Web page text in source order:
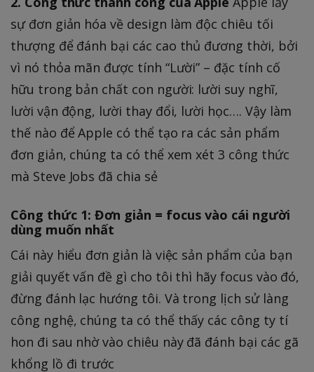
sự đơn giản hóa về design làm độc chiêu tối
thượng để đánh bại các cao thủ đương thời, bởi
vì nó thỏa mãn được tính “Lười” – đặc tính cố
hữu trong bản chất con người: lười suy nghĩ,
lười vận động, lười thay đổi, lười học…. Vậy làm
thế nào để Apple có thể tạo ra các sản phẩm
đơn giản, chúng ta có thể xem xét 3 công thức
mà Steve Jobs đã chia sẻ
Công thức 1: Đơn giản = focus vào cái người
dùng muốn nhất
Cái này hiểu đơn giản là việc sản phẩm của bạn
giải quyết vấn đề gì cho tôi thì hãy focus vào đó,
đừng đánh lạc hướng tôi. Và trong lịch sử làng
công nghệ, chúng ta có thể thấy các công ty tí
hon đi sau nhờ vào chiêu này đã đánh bại các gã
khổng lồ đi trước